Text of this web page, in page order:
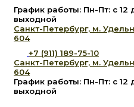
График работы: Пн-Пт: с 12
выходной
Санкт-Петербург, м.
604
+7 (911) 189-75-10
Санкт-Петербург, м.
604
График работы: Пн-Пт: с 12
выходной